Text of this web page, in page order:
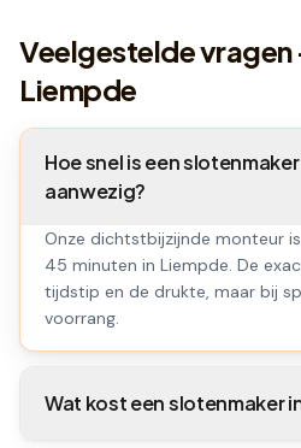
Veelgestelde
Liempde
Hoe snel is een
aanwezig?
Onze dichtstbijzijnde monteur
45 minuten in Liempde. De
tijdstip en de drukte, maar bij
voorrang.
Wat kost een slotenmaker